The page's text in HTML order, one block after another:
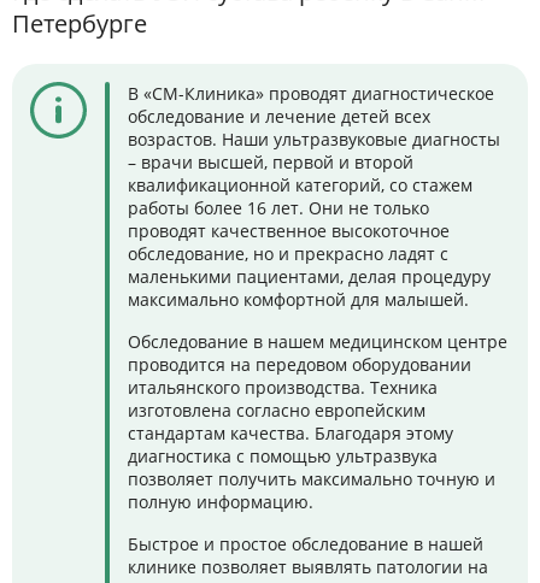
Петербурге
В «СМ-Клиника» проводят диагностическое
обследование и лечение детей всех
возрастов. Наши ультразвуковые диагносты
– врачи высшей, первой и второй
квалификационной категорий, со стажем
работы более 16 лет. Они не только
проводят качественное высокоточное
обследование, но и прекрасно ладят с
маленькими пациентами, делая процедуру
максимально комфортной для малышей.
Обследование в нашем медицинском центре
проводится на передовом оборудовании
итальянского производства. Техника
изготовлена согласно европейским
стандартам качества. Благодаря этому
диагностика с помощью ультразвука
позволяет получить максимально точную и
полную информацию.
Быстрое и простое обследование в нашей
клинике позволяет выявлять патологии на